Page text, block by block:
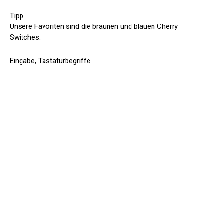
Tipp
Unsere Favoriten sind die braunen und blauen Cherry
Switches.
Eingabe, Tastaturbegriffe